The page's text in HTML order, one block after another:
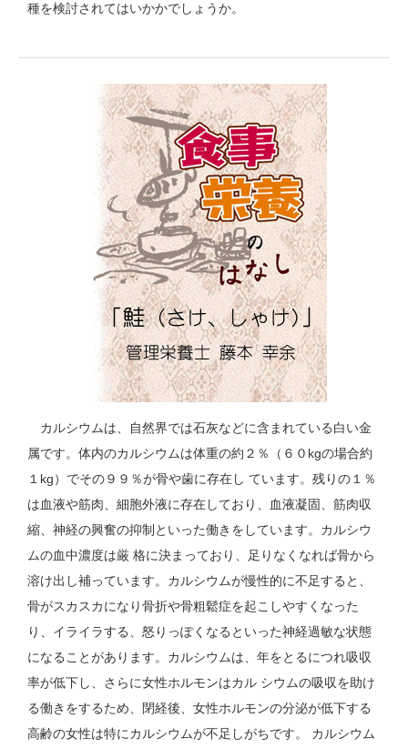
種を検討されてはいかかでしょうか。
カルシウムは、自然界では石灰などに含まれている白い金
属です。体内のカルシウムは体重の約２％（６０kgの場合約
１kg）でその９９％が骨や歯に存在し ています。残りの１％
は血液や筋肉、細胞外液に存在しており、血液凝固、筋肉収
縮、神経の興奮の抑制といった働きをしています。カルシウ
ムの血中濃度は厳 格に決まっており、足りなくなれば骨から
溶け出し補っています。カルシウムが慢性的に不足すると、
骨がスカスカになり骨折や骨粗鬆症を起こしやすくなった
り、イライラする、怒りっぽくなるといった神経過敏な状態
になることがあります。カルシウムは、年をとるにつれ吸収
率が低下し、さらに女性ホルモンはカル シウムの吸収を助け
る働きをするため、閉経後、女性ホルモンの分泌が低下する
高齢の女性は特にカルシウムが不足しがちです。 カルシウム